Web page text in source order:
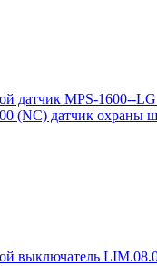
датчик MPS-1600--
(NC) датчик охраны
выключатель